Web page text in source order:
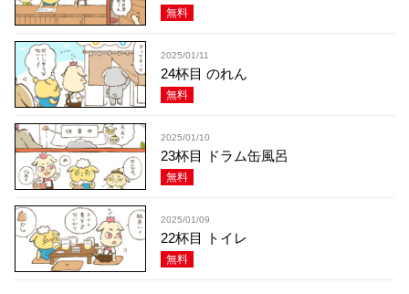
無料
2025/01/11
24杯目 のれん
無料
2025/01/10
23杯目 ドラム缶風呂
無料
2025/01/09
22杯目 トイレ
無料